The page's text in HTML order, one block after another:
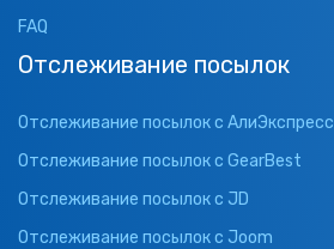
FAQ
Отслеживание посылок
Отслеживание посылок с АлиЭкспресс
Отслеживание посылок с GearBest
Отслеживание посылок с JD
Отслеживание посылок с Joom